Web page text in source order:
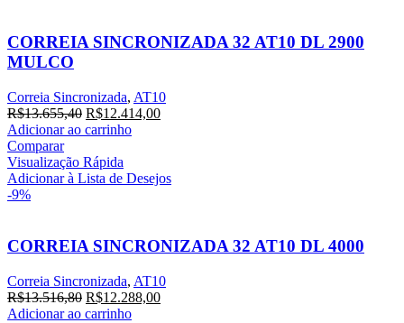
CORREIA SINCRONIZADA 32 AT10 DL 2900
MULCO
Correia Sincronizada, AT10
R$13.655,40 O
preço
era:
R$13.655,40.
R$12.414,00O
R$12.414,00.
Adicionar ao carrinho
Comparar
Visualização Rápida
Adicionar à Lista de Desejos
-9%
CORREIA SINCRONIZADA 32 AT10 DL 4000
Correia Sincronizada, AT10
R$13.516,80 O
preço
R$12.288,00O
Adicionar ao carrinho